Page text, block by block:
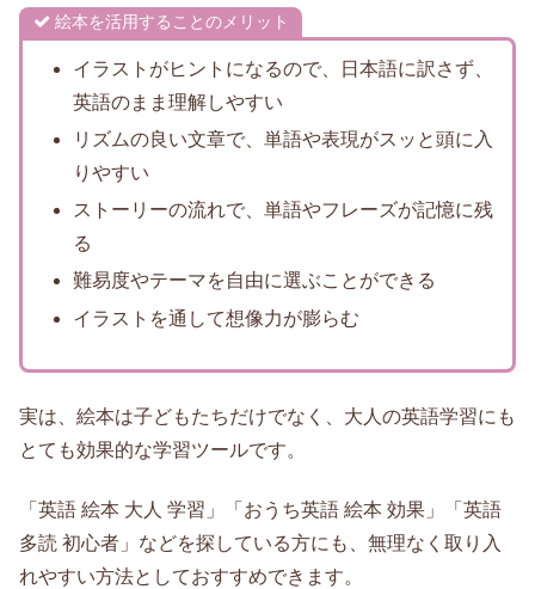
絵本を活用することのメリット
イラストがヒントになるので、日本語に訳さず、
英語のまま理解しやすい
リズムの良い文章で、単語や表現がスッと頭に入
りやすい
ストーリーの流れで、単語やフレーズが記憶に残
る
難易度やテーマを自由に選ぶことができる
イラストを通して想像力が膨らむ
実は、絵本は子どもたちだけでなく、大人の英語学習にも
とても効果的な学習ツールです。
「英語 絵本 大人 学習」「おうち英語 絵本 効果」「英語
多読 初心者」などを探している方にも、無理なく取り入
れやすい方法としておすすめできます。